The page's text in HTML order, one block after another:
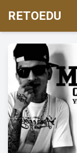
RETOEDU